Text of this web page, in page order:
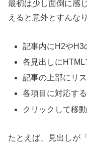
最初は少し面倒に感
えると意外とすんな
記事内にH2やH3
各見出しに
記事の上部にリ
各項目に対応す
クリックして移
たとえば、見出しが